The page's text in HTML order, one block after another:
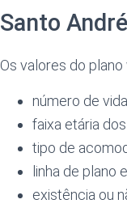
Santo André
Os valores do
número de
faixa etária
tipo de
linha de plano
existência ou